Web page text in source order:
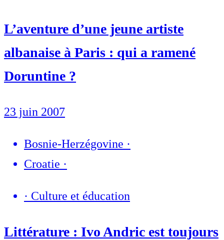
L’aventure d’une jeune artiste
albanaise à Paris : qui a ramené
Doruntine ?
23 juin 2007
Bosnie-Herzégovine ·
Croatie ·
· Culture et éducation
Littérature : Ivo Andric est toujours